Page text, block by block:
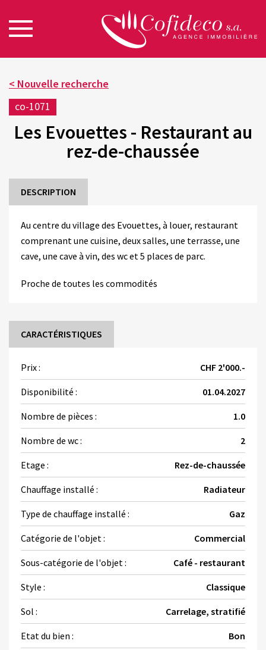
< Nouvelle recherche
co-1071
Les Evouettes - Restaurant au
rez-de-chaussée
DESCRIPTION
Au centre du village des Evouettes, à louer, restaurant
comprenant une cuisine, deux salles, une terrasse, une
cave, une cave à vin, des wc et 5 places de parc.
Proche de toutes les commodités
CARACTÉRISTIQUES
Prix : CHF 2'000.-
Disponibilité : 01.04.2027
Nombre de pièces : 1.0
Nombre de wc : 2
Etage : Rez-de-chaussée
Chauffage installé : Radiateur
Type de chauffage installé : Gaz
Catégorie de l'objet : Commercial
Sous-catégorie de l'objet : Café - restaurant
Style : Classique
Sol : Carrelage, stratifié
Etat du bien : Bon